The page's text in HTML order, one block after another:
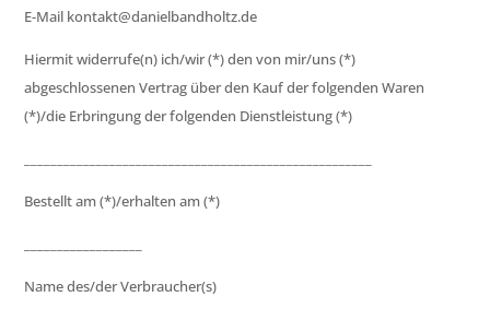
E-Mail kontakt@danielbandholtz.de
Hiermit widerrufe(n) ich/wir (*) den von mir/uns (*)
abgeschlossenen Vertrag über den Kauf der folgenden Waren
(*)/die Erbringung der folgenden Dienstleistung (*)
Bestellt am (*)/erhalten am (*)
Name des/der Verbraucher(s)